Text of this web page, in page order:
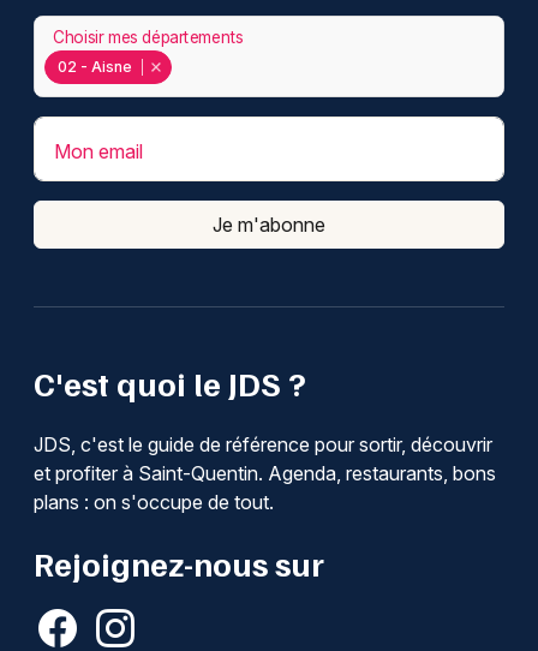
C'est quoi le JDS ?
JDS, c'est le guide de référence pour sortir, découvrir
et profiter à Saint-Quentin. Agenda, restaurants, bons
plans : on s'occupe de tout.
Rejoignez-nous sur
02 - Aisne
Choisir mes départements
Mon email
Je m'abonne